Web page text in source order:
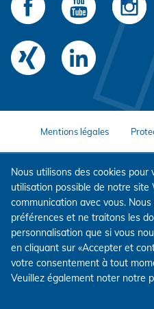
Mentions légales
Nous utilisons des cookies
utilisation possible de notre
communication avec vous.
préférences et ne traitons les
personnalisation que si vous
en cliquant sur «Accepter et
votre consentement à tout
Veuillez également noter notre